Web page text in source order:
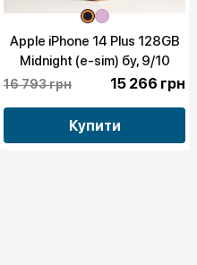
Apple iPhone 14 Plus 128GB
Midnight (e-sim) бу, 9/10
16 793 грн 15 266 грн
Купити